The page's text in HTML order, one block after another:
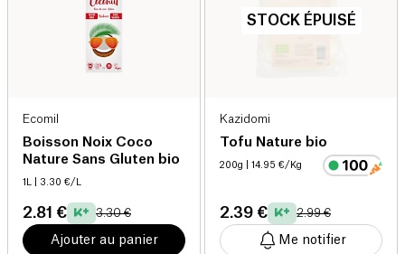
Ecomil
Boisson Noix Coco
Nature Sans Gluten bio
1L | 3.30 €/L
2.81 € 3.30 €
Ajouter au panier
STOCK ÉPUISÉ
Kazidomi
Tofu Nature bio
200g | 14.95 €/Kg
2.39 € 2.99 €
Me notifier